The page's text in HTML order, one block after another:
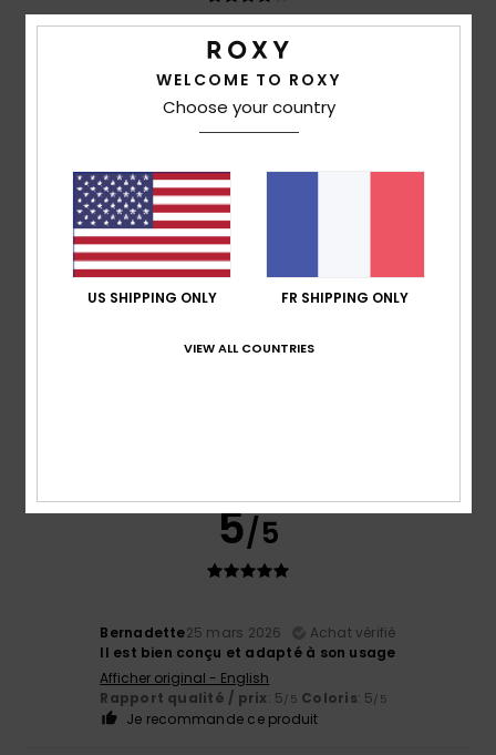
Beaucoup d'espace. Le dossier pourrait être mieux
Je recommande ce produit
4
30 avril 2026
5/5
Bernadette25 mars 2026
Achat vérifié
Il est bien conçu et adapté à son usage
Afficher original - English
Rapport qualité / prix: 5/5 Coloris: 5/5
Je recommande ce produit
WELCOME TO ROXY
Choose your country
US SHIPPING ONLY FR SHIPPING ONLY
VIEW ALL COUNTRIES